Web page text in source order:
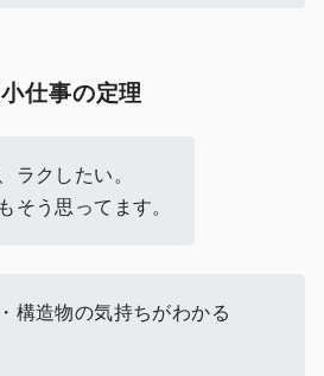
仕事の定理
ラクしたい。
そう思ってます。
・構造物の気持ちがわかる